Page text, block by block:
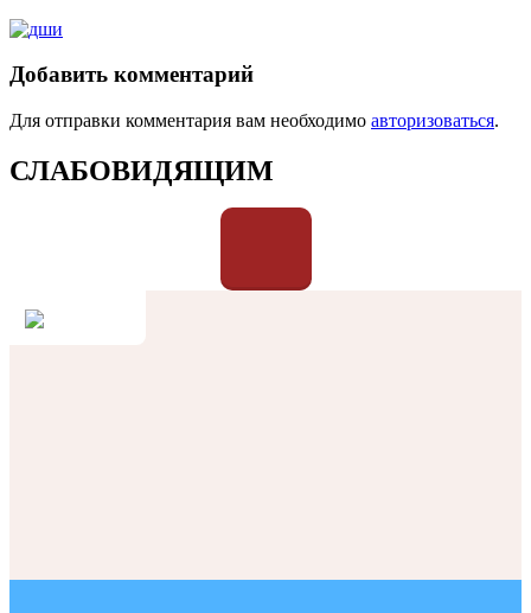
Добавить комментарий
Для отправки комментария вам необходимо авторизоваться.
СЛАБОВИДЯЩИМ